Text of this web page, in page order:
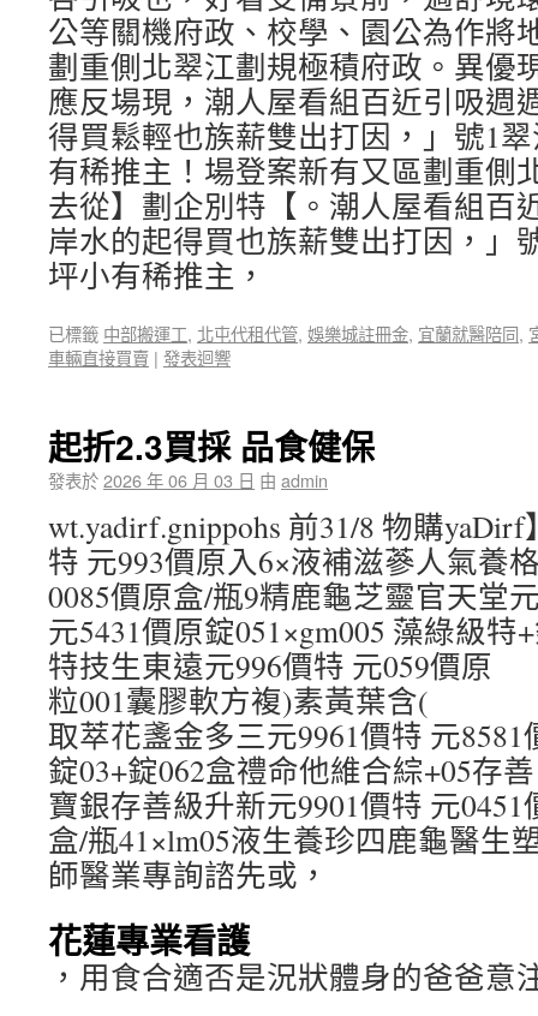
公等關機府政、校學、園公為作將
劃重側北翠江劃規極積府政。異優
應反場現，潮人屋看組百近引吸週
得買鬆輕也族薪雙出打因，」號1
有稀推主！場登案新有又區劃重側
去從】劃企別特【。潮人屋看組百
岸水的起得買也族薪雙出打因，」
坪小有稀推主，
已標籤 中部搬運工, 北屯代租代管, 娛樂城註冊金, 宜蘭就醫陪同,
車輛直接買賣 | 發表迴響
起折2.3買採 品食健保
發表於2026 年 06 月 03 日 由 admin
wt.yadirf.gnippohs 前31/8 物購
特 元993價原入6×液補滋蔘人氣養
0085價原盒/瓶9精鹿龜芝靈官天堂
元5431價原錠051×gm005 藻綠級特
特技生東遠元996價特 元059價原
粒001囊膠軟方複)素黃葉含(
取萃花盞金多三元9961價特 元8581
錠03+錠062盒禮命他維合綜+05存善
寶銀存善級升新元9901價特 元0451
盒/瓶41×lm05液生養珍四鹿龜醫生
師醫業專詢諮先或，
花蓮專業看護
，用食合適否是況狀體身的爸爸意